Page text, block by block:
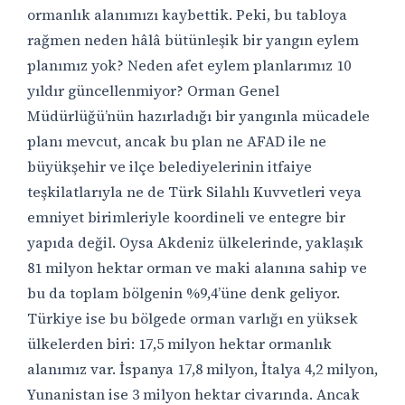
ormanlık alanımızı kaybettik. Peki, bu tabloya
rağmen neden hâlâ bütünleşik bir yangın eylem
planımız yok? Neden afet eylem planlarımız 10
yıldır güncellenmiyor? Orman Genel
Müdürlüğü’nün hazırladığı bir yangınla mücadele
planı mevcut, ancak bu plan ne AFAD ile ne
büyükşehir ve ilçe belediyelerinin itfaiye
teşkilatlarıyla ne de Türk Silahlı Kuvvetleri veya
emniyet birimleriyle koordineli ve entegre bir
yapıda değil. Oysa Akdeniz ülkelerinde, yaklaşık
81 milyon hektar orman ve maki alanına sahip ve
bu da toplam bölgenin %9,4’üne denk geliyor.
Türkiye ise bu bölgede orman varlığı en yüksek
ülkelerden biri: 17,5 milyon hektar ormanlık
alanımız var. İspanya 17,8 milyon, İtalya 4,2 milyon,
Yunanistan ise 3 milyon hektar civarında. Ancak